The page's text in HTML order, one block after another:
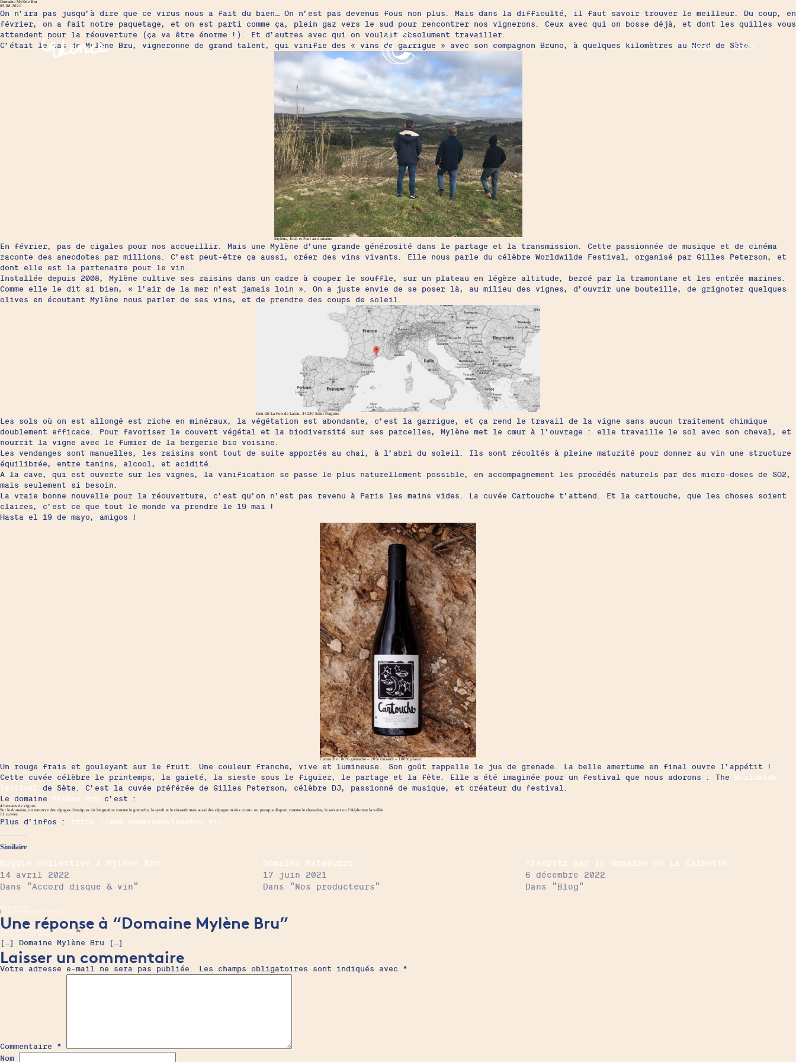
resa info
Domaine Mylène Bru
05.08.2021
On n’ira pas jusqu’à dire que ce virus nous a fait du bien… On n’est pas devenus fous non plus. Mais dans la difficulté, il faut savoir trouver le meilleur. Du coup, en
février, on a fait notre paquetage, et on est parti comme ça, plein gaz vers le sud pour rencontrer nos vignerons. Ceux avec qui on bosse déjà, et dont les quilles vous
attendent pour la réouverture (ça va être énorme !). Et d’autres avec qui on voulait absolument travailler.
C’était le cas de Mylène Bru, vigneronne de grand talent, qui vinifie des « vins de garrigue » avec son compagnon Bruno, à quelques kilomètres au Nord de Sète.
Mylène, Josh et Paul au domaine
En février, pas de cigales pour nos accueillir. Mais une Mylène d’une grande générosité dans le partage et la transmission. Cette passionnée de musique et de cinéma
raconte des anecdotes par millions. C’est peut-être ça aussi, créer des vins vivants. Elle nous parle du célèbre Worldwilde Festival, organisé par Gilles Peterson, et
dont elle est la partenaire pour le vin.
Installée depuis 2008, Mylène cultive ses raisins dans un cadre à couper le souffle, sur un plateau en légère altitude, bercé par la tramontane et les entrée marines.
Comme elle le dit si bien, « l’air de la mer n’est jamais loin ». On a juste envie de se poser là, au milieu des vignes, d’ouvrir une bouteille, de grignoter quelques
olives en écoutant Mylène nous parler de ses vins, et de prendre des coups de soleil.
Lieu-dit La Fon de Lacan, 34230 Saint-Pargoire
Les sols où on est allongé est riche en minéraux, la végétation est abondante, c’est la garrigue, et ça rend le travail de la vigne sans aucun traitement chimique
doublement efficace. Pour favoriser le couvert végétal et la biodiversité sur ses parcelles, Mylène met le cœur à l’ouvrage : elle travaille le sol avec son cheval, et
nourrit la vigne avec le fumier de la bergerie bio voisine.
Les vendanges sont manuelles, les raisins sont tout de suite apportés au chai, à l’abri du soleil. Ils sont récoltés à pleine maturité pour donner au vin une structure
équilibrée, entre tanins, alcool, et acidité.
A la cave, qui est ouverte sur les vignes, la vinification se passe le plus naturellement possible, en accompagnement les procédés naturels par des micro-doses de SO2,
mais seulement si besoin.
La vraie bonne nouvelle pour la réouverture, c’est qu’on n’est pas revenu à Paris les mains vides. La cuvée Cartouche t’attend. Et la cartouche, que les choses soient
claires, c’est ce que tout le monde va prendre le 19 mai !
Hasta el 19 de mayo, amigos !
Cartouche : 80% grenache – 20% cinsault – 100% plaisir
Un rouge frais et gouleyant sur le fruit. Une couleur franche, vive et lumineuse. Son goût rappelle le jus de grenade. La belle amertume en final ouvre l’appétit !
Cette cuvée célèbre le printemps, la gaieté, la sieste sous le figuier, le partage et la fête. Elle a été imaginée pour un festival que nous adorons : The Worldwide
festival de Sète. C’est la cuvée préférée de Gilles Peterson, célèbre DJ, passionné de musique, et créateur du festival.
Le domaine Mylène Bru c’est :
4 hectares de vignes
Sur le domaine, on retrouve des cépages classiques du languedoc comme le grenache, la syrah et le cinsault mais aussi des cépages moins connu ou presque disparu comme le chasselas, le servant ou l’Alphonse la vallée
11 cuvées
Plus d’infos : https://www.domainemylenebru.fr/
Similaire
Wiggle collective x Mylène Bru
14 avril 2022
Dans "Accord disque & vin"
Domaine Mataburro
17 juin 2021
Dans "Nos producteurs"
Trespotz par le domaine de la Calmette
6 décembre 2022
Dans "Blog"
Une réponse à “Domaine Mylène Bru”
Wiggle collective x Mylène Bru - Cadence
dit :
[…] Domaine Mylène Bru […]
Laisser un commentaire
Votre adresse e-mail ne sera pas publiée. Les champs obligatoires sont indiqués avec *
Commentaire *
Nom